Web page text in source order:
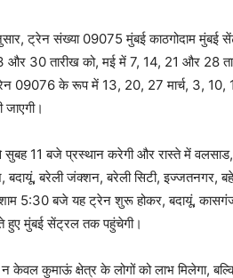
ट्रेन संख्या 09075 मुंबई काठगोदाम मुंबई
30 तारीख को, मई में 7, 14, 21 और 28
09076 के रूप में 13, 20, 27 मार्च, 3,
11 बजे प्रस्थान करेगी और रास्ते में वलसाड,
बरेली जंक्शन, बरेली सिटी, इज्जतनगर,
शाम 5:30 बजे यह ट्रेन शुरू होकर, बदायूं,
हुए मुंबई सेंट्रल तक पहुंचेगी।
कुमाऊं क्षेत्र के लोगों को लाभ मिलेगा,